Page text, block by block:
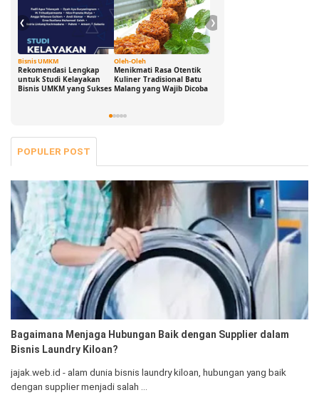
Bisnis UMKM
Rekomendasi Lengkap
untuk Studi Kelayakan
Bisnis UMKM yang Sukses
Oleh-Oleh
Menikmati Rasa Otentik
Kuliner Tradisional Batu
Malang yang Wajib Dicoba
❮ ❯
POPULER POST
Bagaimana Menjaga Hubungan Baik dengan Supplier dalam
Bisnis Laundry Kiloan?
jajak.web.id - alam dunia bisnis laundry kiloan, hubungan yang baik
dengan supplier menjadi salah …